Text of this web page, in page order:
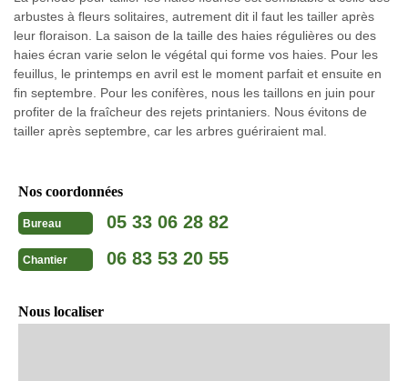
arbustes à fleurs solitaires, autrement dit il faut les tailler après
leur floraison. La saison de la taille des haies régulières ou des
haies écran varie selon le végétal qui forme vos haies. Pour les
feuillus, le printemps en avril est le moment parfait et ensuite en
fin septembre. Pour les conifères, nous les taillons en juin pour
profiter de la fraîcheur des rejets printaniers. Nous évitons de
tailler après septembre, car les arbres guériraient mal.
Nos coordonnées
Bureau 05 33 06 28 82
Chantier 06 83 53 20 55
Nous localiser